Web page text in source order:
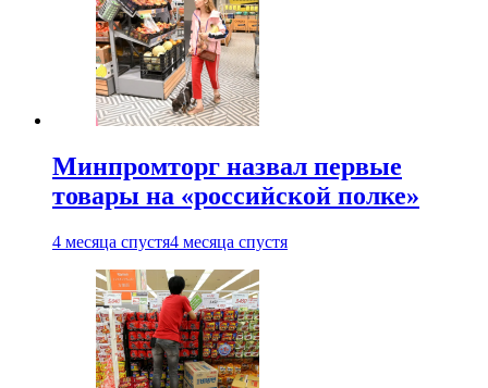
Минпромторг назвал первые
товары на «российской полке»
4 месяца спустя4 месяца спустя